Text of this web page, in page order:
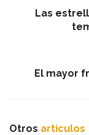
Las
El mayor
Otros artículos